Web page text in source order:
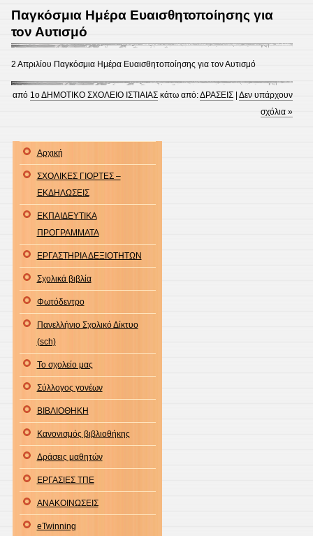
Παγκόσμια Ημέρα Ευαισθητοποίησης για
τον Αυτισμό
2 Απριλίου Παγκόσμια Ημέρα Ευαισθητοποίησης για τον Αυτισμό
από 1ο ΔΗΜΟΤΙΚΟ ΣΧΟΛΕΙΟ ΙΣΤΙΑΙΑΣ κάτω από:ΔΡΑΣΕΙΣ |Δεν υπάρχουν
σχόλια »
Αρχική
ΣΧΟΛΙΚΕΣ ΓΙΟΡΤΕΣ –
ΕΚΔΗΛΩΣΕΙΣ
ΕΚΠΑΙΔΕΥΤΙΚΑ
ΠΡΟΓΡΑΜΜΑΤΑ
ΕΡΓΑΣΤΗΡΙΑ ΔΕΞΙΟΤΗΤΩΝ
Σχολικά βιβλία
Φωτόδεντρο
Πανελλήνιο Σχολικό Δίκτυο
(sch)
Το σχολείο μας
Σύλλογος γονέων
ΒΙΒΛΙΟΘΗΚΗ
Κανονισμός βιβλιοθήκης
Δράσεις μαθητών
ΕΡΓΑΣΙΕΣ ΤΠΕ
ΑΝΑΚΟΙΝΩΣΕΙΣ
eTwinning